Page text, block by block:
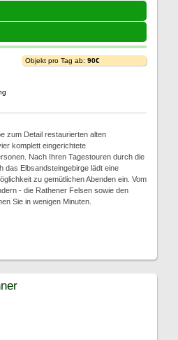
Objekt pro Tag ab: 90€
zum Detail restaurierten alten
komplett eingerichtete
Nach Ihren Tagestouren durch die
das Elbsandsteingebirge lädt eine
zu gemütlichen Abenden ein. Vom
- die Rathener Felsen sowie den
Sie in wenigen Minuten.